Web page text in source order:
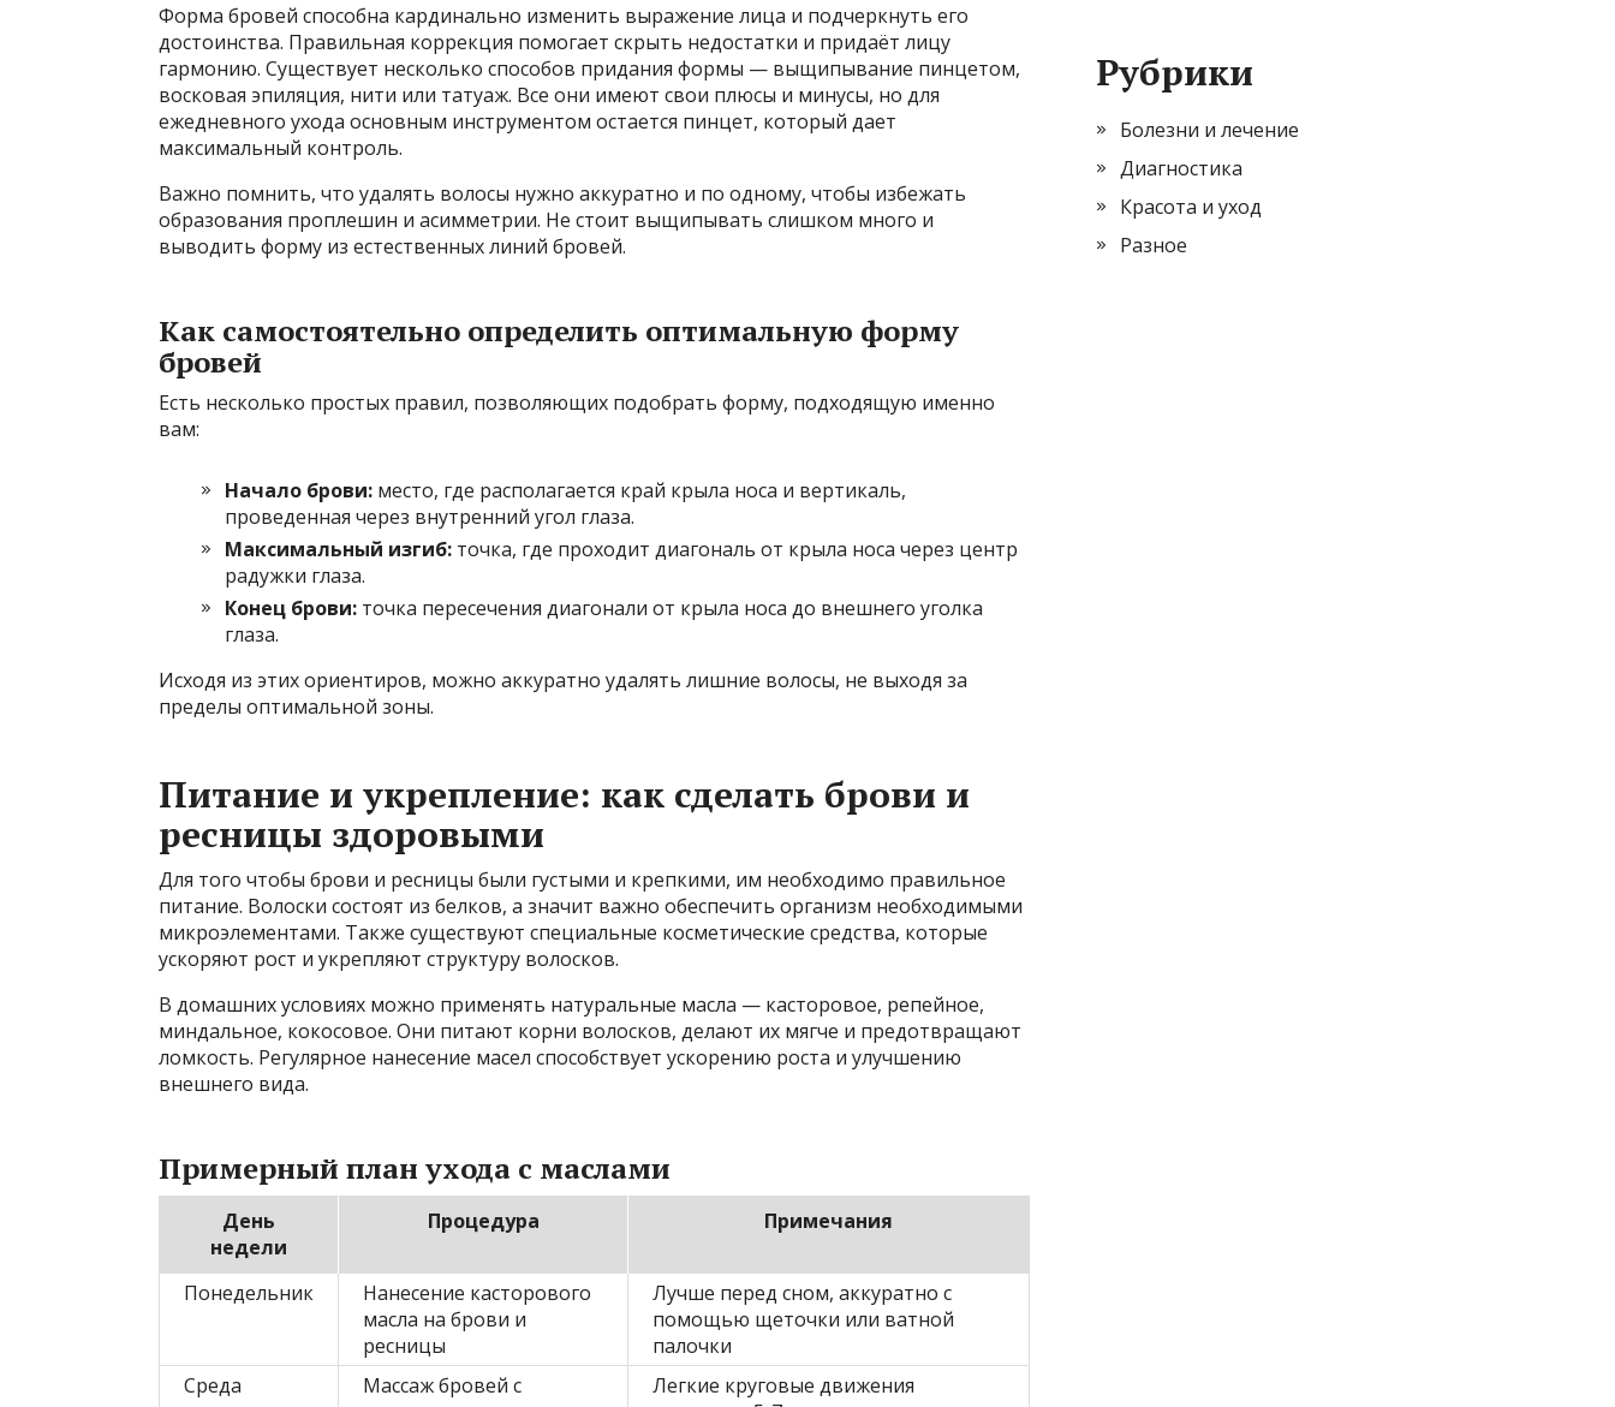
Форма бровей способна кардинально изменить выражение лица и подчеркнуть его
достоинства. Правильная коррекция помогает скрыть недостатки и придаёт лицу
гармонию. Существует несколько способов придания формы — выщипывание пинцетом,
восковая эпиляция, нити или татуаж. Все они имеют свои плюсы и минусы, но для
ежедневного ухода основным инструментом остается пинцет, который дает
максимальный контроль.
Важно помнить, что удалять волосы нужно аккуратно и по одному, чтобы избежать
образования проплешин и асимметрии. Не стоит выщипывать слишком много и
выводить форму из естественных линий бровей.
Как самостоятельно определить оптимальную форму
бровей
Есть несколько простых правил, позволяющих подобрать форму, подходящую именно
вам:
Начало брови: место, где располагается край крыла носа и вертикаль,
проведенная через внутренний угол глаза.
Максимальный изгиб: точка, где проходит диагональ от крыла носа через центр
радужки глаза.
Конец брови: точка пересечения диагонали от крыла носа до внешнего уголка
глаза.
Исходя из этих ориентиров, можно аккуратно удалять лишние волосы, не выходя за
пределы оптимальной зоны.
Питание и укрепление: как сделать брови и
ресницы здоровыми
Для того чтобы брови и ресницы были густыми и крепкими, им необходимо правильное
питание. Волоски состоят из белков, а значит важно обеспечить организм необходимыми
микроэлементами. Также существуют специальные косметические средства, которые
ускоряют рост и укрепляют структуру волосков.
В домашних условиях можно применять натуральные масла — касторовое, репейное,
миндальное, кокосовое. Они питают корни волосков, делают их мягче и предотвращают
ломкость. Регулярное нанесение масел способствует ускорению роста и улучшению
внешнего вида.
Примерный план ухода с маслами
День
недели
Процедура Примечания
Понедельник
Нанесение касторового
масла на брови и
ресницы
Лучше перед сном, аккуратно с
помощью щеточки или ватной
палочки
Среда
Массаж бровей с
Легкие круговые движения
Рубрики
Болезни и лечение
Диагностика
Красота и уход
Разное